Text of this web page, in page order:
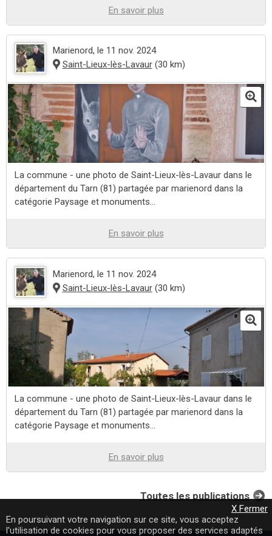
En savoir plus
Marienord, le 11 nov. 2024
Saint-Lieux-lès-Lavaur(30 km)
La commune - une photo de Saint-Lieux-lès-Lavaur dans le
département du Tarn (81) partagée par marienord dans la
catégorie Paysage et monuments...
En savoir plus
Marienord, le 11 nov. 2024
Saint-Lieux-lès-Lavaur(30 km)
La commune - une photo de Saint-Lieux-lès-Lavaur dans le
département du Tarn (81) partagée par marienord dans la
catégorie Paysage et monuments...
En savoir plus
Toutes les publications
X Fermer
En poursuivant votre navigation sur ce site, vous acceptez
l'utilisation de cookies pour vous proposer des services adaptés